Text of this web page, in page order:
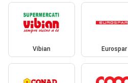
Vibian Eurospar